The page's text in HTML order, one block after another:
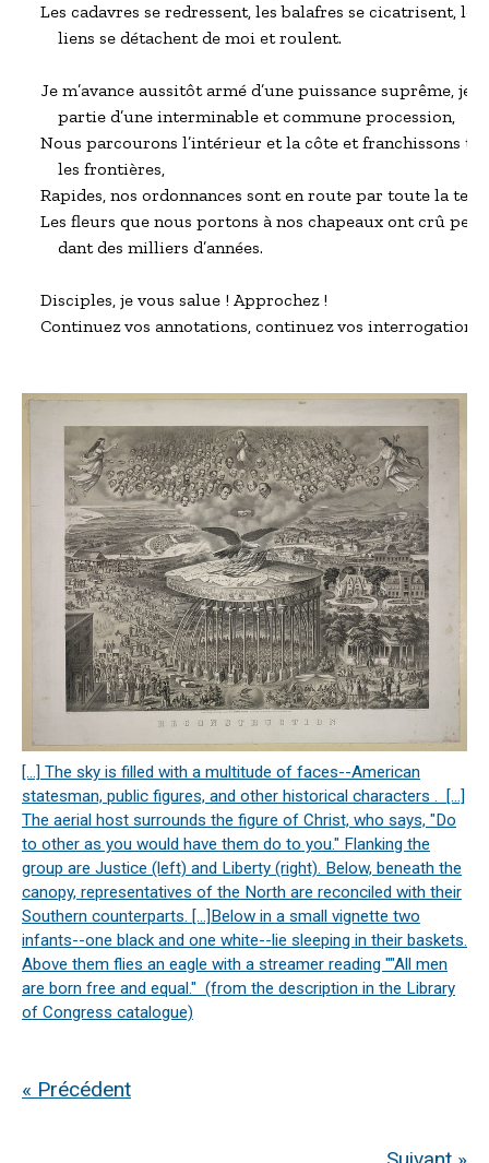
Les cadavres se redressent, les balafres se cicatrisent, les
    liens se détachent de moi et roulent.
Je m’avance aussitôt armé d’une puissance suprême, je
    partie d’une interminable et commune procession,
Nous parcourons l’intérieur et la côte et franchissons
    les frontières,
Rapides, nos ordonnances sont en route par toute la
Les fleurs que nous portons à nos chapeaux ont crû pen
    dant des milliers d’années.
Disciples, je vous salue ! Approchez !
Continuez vos annotations, continuez vos interrogations.
[…] The sky is filled with a multitude of faces--American
statesman, public figures, and other historical characters . […]
The aerial host surrounds the figure of Christ, who says, "Do
to other as you would have them do to you." Flanking the
group are Justice (left) and Liberty (right). Below, beneath the
canopy, representatives of the North are reconciled with their
Southern counterparts. […]Below in a small vignette two
infants--one black and one white--lie sleeping in their baskets.
Above them flies an eagle with a streamer reading ""All men
are born free and equal." (from the description in the Library
of Congress catalogue)
« Précédent